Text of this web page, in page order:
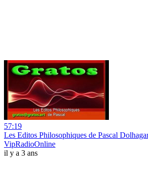
57:19
Les Editos Philosophiques de Pascal
VipRadioOnline
il y a 3 ans